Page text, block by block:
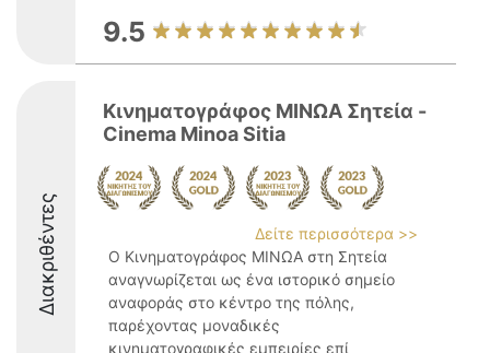
9.5
Διακριθέντες
Κινηματογράφος ΜΙΝΩΑ Σητεία -
Cinema Minoa Sitia
Δείτε περισσότερα >>
Ο Κινηματογράφος ΜΙΝΩΑ στη Σητεία
αναγνωρίζεται ως ένα ιστορικό σημείο
αναφοράς στο κέντρο της πόλης,
παρέχοντας μοναδικές
κινηματογραφικές εμπειρίες επί